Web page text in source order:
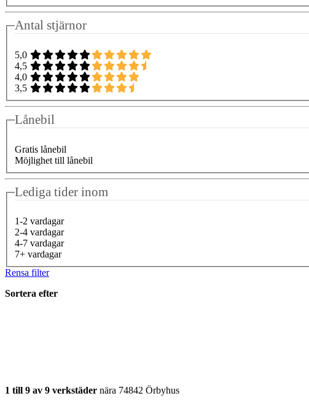
Antal stjärnor
5,0
4,5
4,0
3,5
Lånebil
Gratis lånebil
Möjlighet till lånebil
Lediga tider inom
1-2 vardagar
2-4 vardagar
4-7 vardagar
7+ vardagar
Rensa filter
Sortera efter
1 till 9 av 9 verkstäder nära 74842 Örbyhus